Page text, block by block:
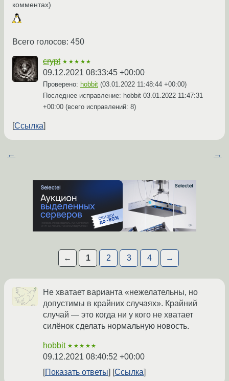
комментах)
Всего голосов: 450
crypt ★★★★★
09.12.2021 08:33:45 +00:00
Проверено: hobbit (03.01.2022 11:48:44 +00:00)
Последнее исправление: hobbit 03.01.2022 11:47:31
+00:00 (всего исправлений: 8)
Ссылка
← →
← 1 2 3 4 →
Не хватает варианта «нежелательны, но
допустимы в крайних случаях». Крайний
случай — это когда ни у кого не хватает
силёнок сделать нормальную новость.
hobbit ★★★★★
09.12.2021 08:40:52 +00:00
Показать ответы
Ссылка